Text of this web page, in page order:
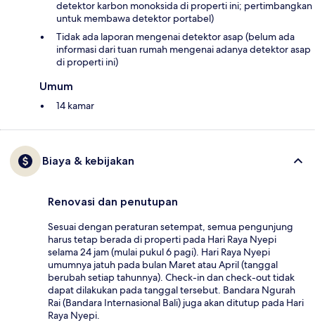
detektor karbon monoksida di properti ini; pertimbangkan
untuk membawa detektor portabel)
Tidak ada laporan mengenai detektor asap (belum ada
informasi dari tuan rumah mengenai adanya detektor asap
di properti ini)
Umum
14 kamar
Biaya & kebijakan
Renovasi dan penutupan
Sesuai dengan peraturan setempat, semua pengunjung
harus tetap berada di properti pada Hari Raya Nyepi
selama 24 jam (mulai pukul 6 pagi). Hari Raya Nyepi
umumnya jatuh pada bulan Maret atau April (tanggal
berubah setiap tahunnya). Check-in dan check-out tidak
dapat dilakukan pada tanggal tersebut. Bandara Ngurah
Rai (Bandara Internasional Bali) juga akan ditutup pada Hari
Raya Nyepi.